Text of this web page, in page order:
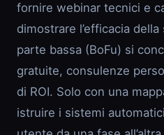
fornire webinar tecnici e
dimostrare l’efficacia
parte bassa (BoFu) si
gratuite, consulenze
di ROI. Solo con una
istruire i sistemi